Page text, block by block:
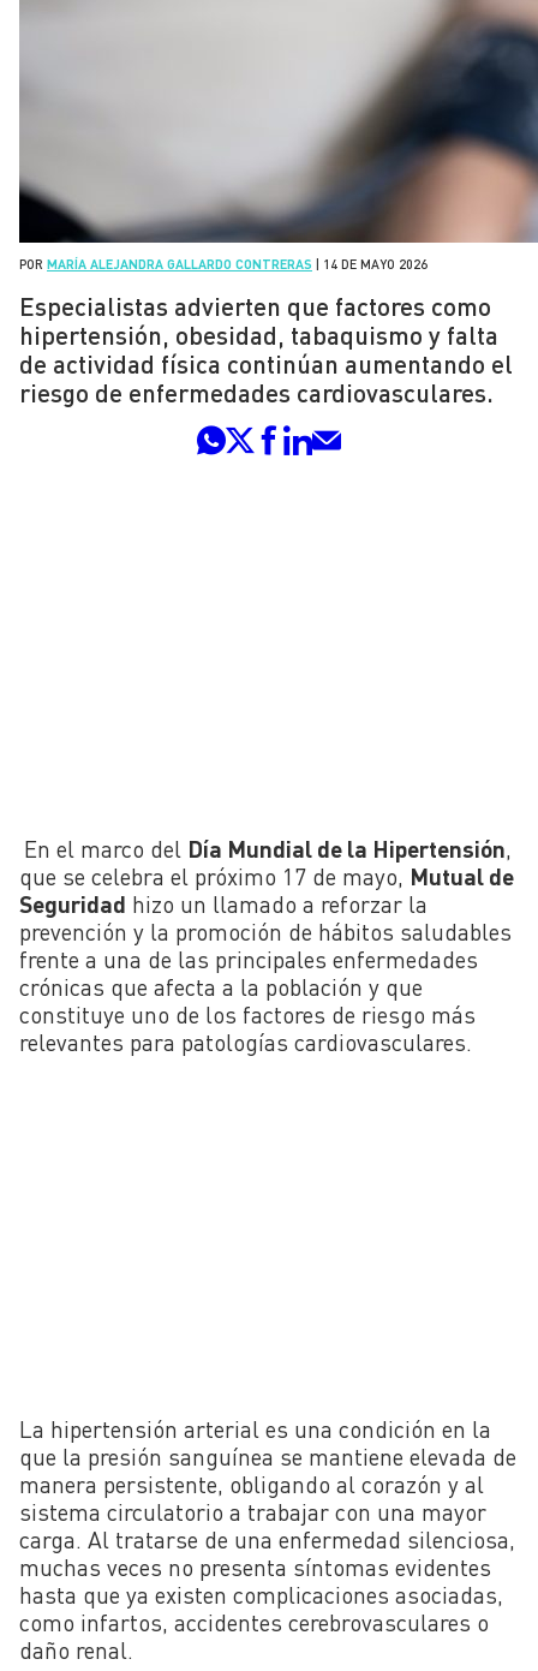
POR MARÍA ALEJANDRA GALLARDO CONTRERAS 14 DE MAYO 2026
Especialistas advierten que factores como
hipertensión, obesidad, tabaquismo y falta
de actividad física continúan aumentando el
riesgo de enfermedades cardiovasculares.
En el marco del Día Mundial de la Hipertensión
que se celebra el próximo 17 de mayo, Mutual de
Seguridad hizo un llamado a reforzar la
prevención y la promoción de hábitos saludables
frente a una de las principales enfermedades
crónicas que afecta a la población y que
constituye uno de los factores de riesgo más
relevantes para patologías cardiovasculares.
La hipertensión arterial es una condición en la
que la presión sanguínea se mantiene elevada de
manera persistente, obligando al corazón y al
sistema circulatorio a trabajar con una mayor
carga. Al tratarse de una enfermedad silenciosa,
muchas veces no presenta síntomas evidentes
hasta que ya existen complicaciones asociadas,
como infartos, accidentes cerebrovasculares o
daño renal.